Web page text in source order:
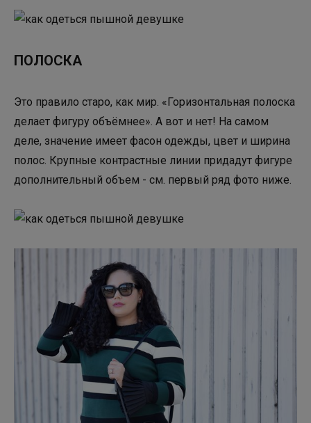
ПОЛОСКА
Это правило старо, как мир. «Горизонтальная полоска
делает фигуру объёмнее». А вот и нет! На самом
деле, значение имеет фасон одежды, цвет и ширина
полос. Крупные контрастные линии придадут фигуре
дополнительный объем - см. первый ряд фото ниже.